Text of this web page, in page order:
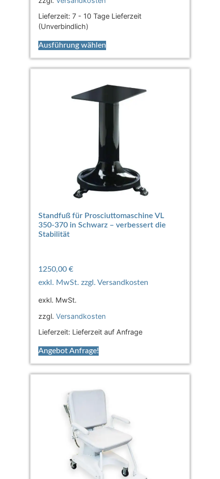
Lieferzeit: 7 - 10 Tage Lieferzeit
(Unverbindlich)
Ausführung wählen
Standfuß für Prosciuttomaschine VL
350-370 in Schwarz – verbessert die
Stabilität
1250,00 €
exkl. MwSt.
zzgl. Versandkosten
Lieferzeit: Lieferzeit auf Anfrage
Angebot Anfrage!